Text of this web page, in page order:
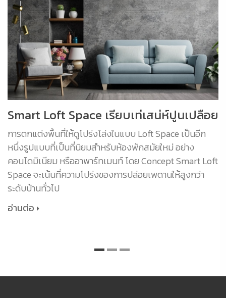
Smart Loft Space เรียบเท่เสน่ห์ปูนเปลือย
การตกแต่งพื้นที่ให้ดูโปร่งโล่งในแบบ Loft Space เป็นอีก
หนึ่งรูปแบบที่เป็นที่นิยมสำหรับห้องพักสมัยใหม่ อย่าง
คอนโดมิเนียม หรืออาพาร์ทเมนท์ โดย Concept Smart Loft
Space จะเน้นที่ความโปร่งของการปล่อยเพดานให้สูงกว่า
ระดับบ้านทั่วไป
อ่านต่อ